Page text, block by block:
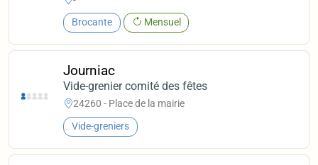
Brocante Mensuel
Journiac
Vide-grenier comité des fêtes
24260 - Place de la mairie
Vide-greniers